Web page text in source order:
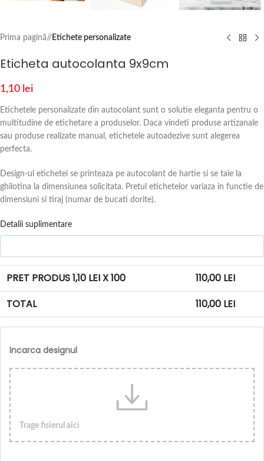
Prima pagină/ Etichete personalizate
Eticheta autocolanta 9x9cm
1,10 lei
Etichetele personalizate din autocolant sunt o solutie eleganta pentru o
multitudine de etichetare a produselor. Daca vindeti produse artizanale
sau produse realizate manual, etichetele autoadezive sunt alegerea
perfecta.
Design-ul etichetei se printeaza pe autocolant de hartie si se taie la
ghilotina la dimensiunea solicitata. Pretul etichetelor variaza in functie de
dimensiuni si tiraj (numar de bucati dorite).
Detalii suplimentare
PRET PRODUS1,10LEI X 100 110,00LEI
TOTAL
110,00LEI
Incarca designul
Trage fisierul aici